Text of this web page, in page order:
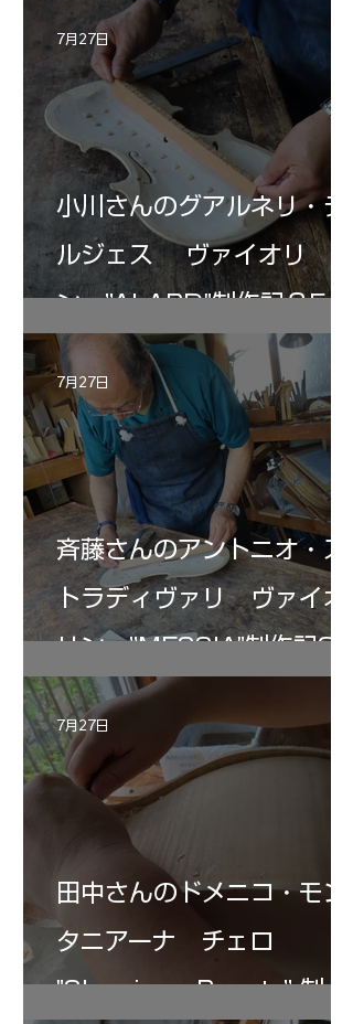
小川さんのグアルネリ・デ
ルジェス ヴァイオリ
ン ”ALARD"制作記３5
7月27日
斉藤さんのアントニオ・ス
トラディヴァリ ヴァイオ
リン ”MESSIA"制作記33
7月27日
田中さんのドメニコ・モン
タニアーナ チェロ
"Sleeping・Beauty” 制作
7月27日